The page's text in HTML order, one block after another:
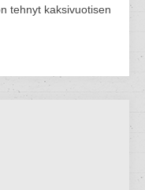
tehnyt kaksivuotisen